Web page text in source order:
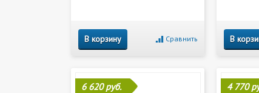
В корзину Сравнить В
6 620 руб. 4 770